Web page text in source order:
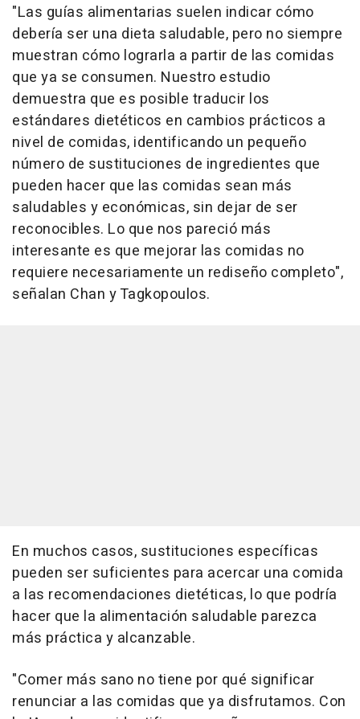
"Las guías alimentarias suelen indicar cómo
debería ser una dieta saludable, pero no siempre
muestran cómo lograrla a partir de las comidas
que ya se consumen. Nuestro estudio
demuestra que es posible traducir los
estándares dietéticos en cambios prácticos a
nivel de comidas, identificando un pequeño
número de sustituciones de ingredientes que
pueden hacer que las comidas sean más
saludables y económicas, sin dejar de ser
reconocibles. Lo que nos pareció más
interesante es que mejorar las comidas no
requiere necesariamente un rediseño completo",
señalan Chan y Tagkopoulos.
En muchos casos, sustituciones específicas
pueden ser suficientes para acercar una comida
a las recomendaciones dietéticas, lo que podría
hacer que la alimentación saludable parezca
más práctica y alcanzable.
"Comer más sano no tiene por qué significar
renunciar a las comidas que ya disfrutamos. Con